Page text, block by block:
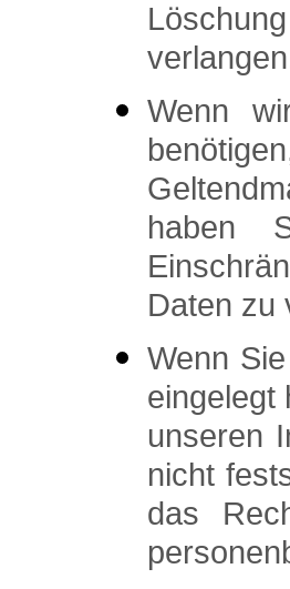
Wenn
haben
Daten zu
Wenn
eingelegt
unseren
nicht
das